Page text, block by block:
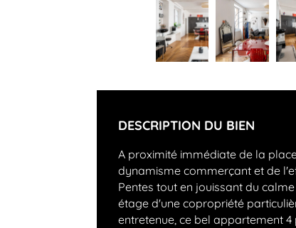
DESCRIPTION DU BIEN
A proximité immédiate de la
dynamisme commerçant et de
Pentes tout en jouissant du
étage d'une copropriété
entretenue, ce bel appartement 4